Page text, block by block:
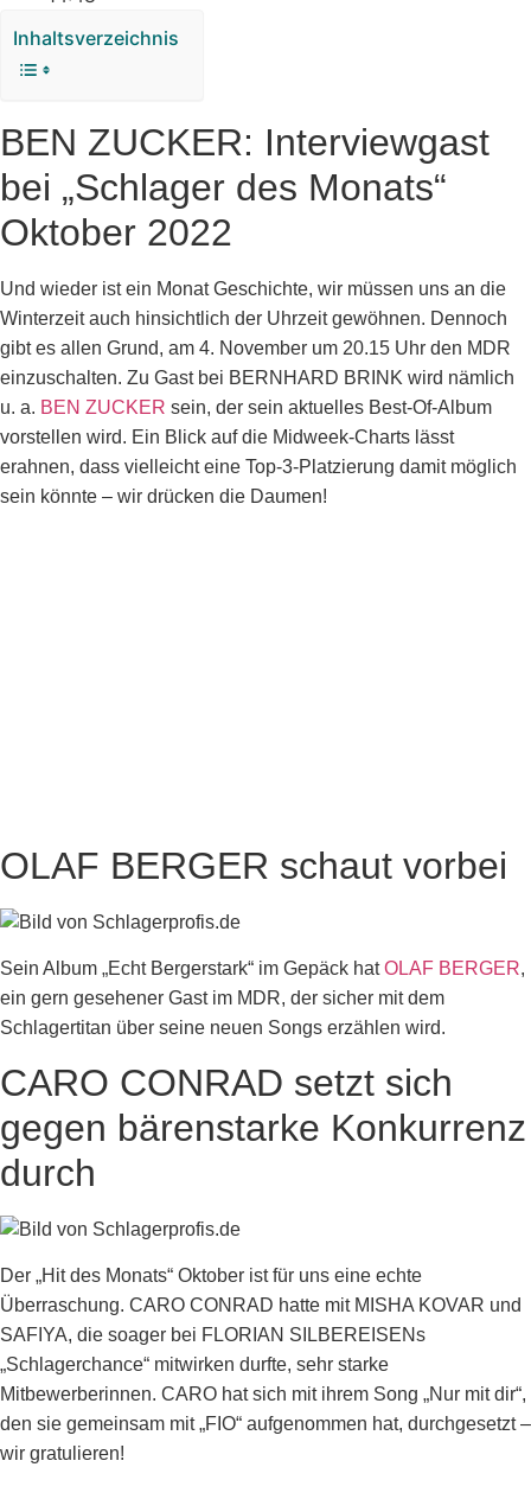
Inhaltsverzeichnis
BEN ZUCKER: Interviewgast
bei „Schlager des Monats“
Oktober 2022
Und wieder ist ein Monat Geschichte, wir müssen uns an die
Winterzeit auch hinsichtlich der Uhrzeit gewöhnen. Dennoch
gibt es allen Grund, am 4. November um 20.15 Uhr den MDR
einzuschalten. Zu Gast bei BERNHARD BRINK wird nämlich
u. a. BEN ZUCKER sein, der sein aktuelles Best-Of-Album
vorstellen wird. Ein Blick auf die Midweek-Charts lässt
erahnen, dass vielleicht eine Top-3-Platzierung damit möglich
sein könnte – wir drücken die Daumen!
OLAF BERGER schaut vorbei
Sein Album „Echt Bergerstark“ im Gepäck hatOLAF BERGER,
ein gern gesehener Gast im MDR, der sicher mit dem
Schlagertitan über seine neuen Songs erzählen wird.
CARO CONRAD setzt sich
gegen bärenstarke Konkurrenz
durch
Der „Hit des Monats“ Oktober ist für uns eine echte
Überraschung. CARO CONRAD hatte mit MISHA KOVAR und
SAFIYA, die soager bei FLORIAN SILBEREISENs
„Schlagerchance“ mitwirken durfte, sehr starke
Mitbewerberinnen. CARO hat sich mit ihrem Song „Nur mit dir“,
den sie gemeinsam mit „FIO“ aufgenommen hat, durchgesetzt –
wir gratulieren!